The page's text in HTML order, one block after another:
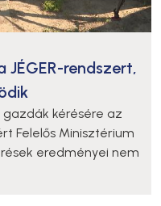
JÉGER-rendszert,
gazdák kérésére az
Felelős Minisztérium
eredményei nem